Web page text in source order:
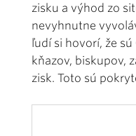
zisku a výhod zo
nevyhnutne
ľudí si hovorí, že
kňazov, biskupov,
zisk. Toto sú